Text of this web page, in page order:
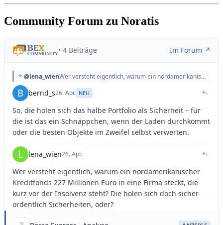
Community Forum zu Noratis